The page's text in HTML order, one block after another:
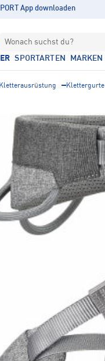
App downloaden
Wonach suchst du?
SPORTARTEN MARKEN
Kletterausrüstung Klettergurte